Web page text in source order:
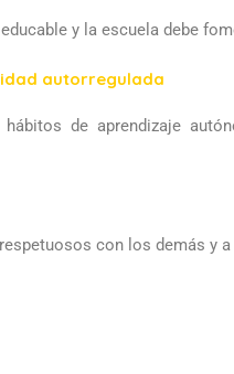
y la escuela debe
autorregulada
de aprendizaje
con los demás y